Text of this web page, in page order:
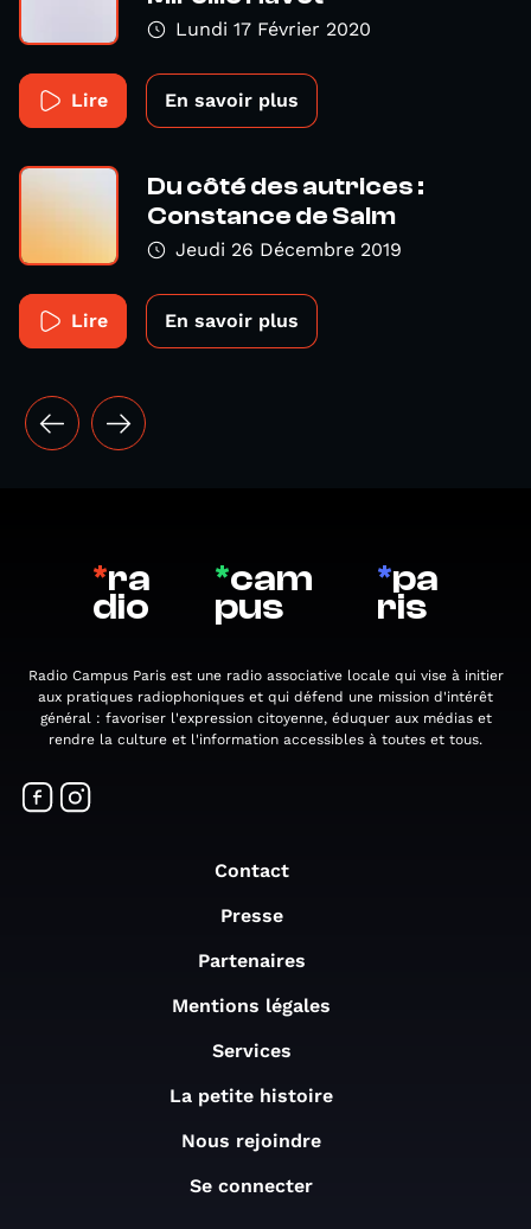
Lundi 17 Février 2020
Lire En savoir plus
Du côté des autrices :
Constance de Salm
Jeudi 26 Décembre 2019
Lire En savoir plus
*ra
dio
*cam
pus
*pa
ris
Radio Campus Paris est une radio associative locale qui vise à initier
aux pratiques radiophoniques et qui défend une mission d'intérêt
général : favoriser l'expression citoyenne, éduquer aux médias et
rendre la culture et l'information accessibles à toutes et tous.
Contact
Presse
Partenaires
Mentions légales
Services
La petite histoire
Nous rejoindre
Se connecter